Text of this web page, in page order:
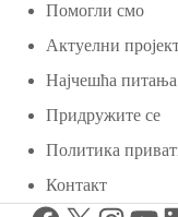
Помогли смо
Актуелни
Најчешћа питања
Придружите се
Политика
Контакт